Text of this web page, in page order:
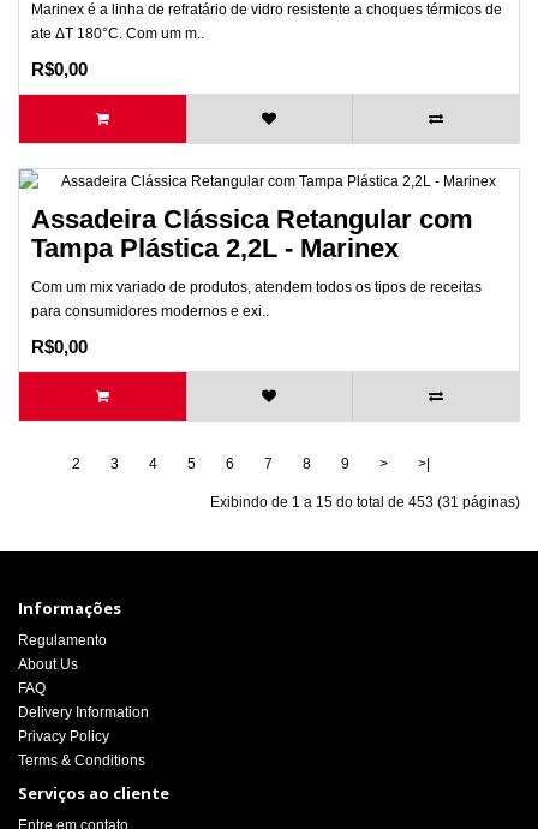
Marinex é a linha de refratário de vidro resistente a choques térmicos de
ate ΔT 180°C. Com um m..
R$0,00
Assadeira Clássica Retangular com
Tampa Plástica 2,2L - Marinex
Com um mix variado de produtos, atendem todos os tipos de receitas
para consumidores modernos e exi..
R$0,00
2 3 4 5 6 7 8 9 > >|
Exibindo de 1 a 15 do total de 453 (31 páginas)
Informações
Regulamento
About Us
FAQ
Delivery Information
Privacy Policy
Terms & Conditions
Serviços ao cliente
Entre em contato